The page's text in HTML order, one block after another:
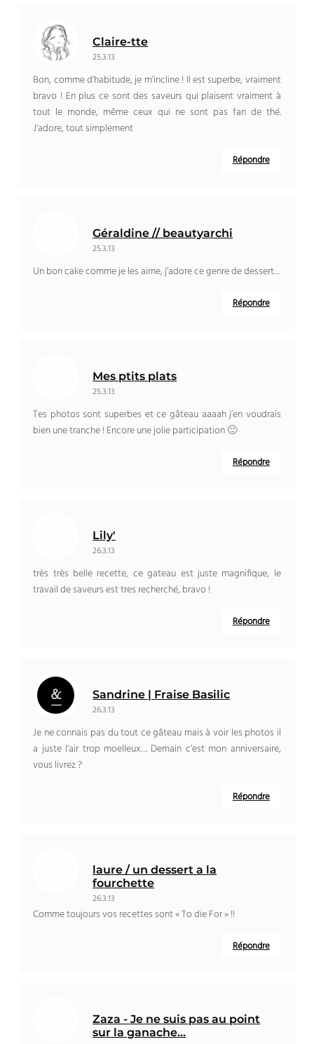
Claire-tte
25.3.13
Bon, comme d’habitude, je m’incline ! Il est superbe, vraiment
bravo ! En plus ce sont des saveurs qui plaisent vraiment à
tout le monde, même ceux qui ne sont pas fan de thé.
J’adore, tout simplement
Répondre
Géraldine // beautyarchi
25.3.13
Un bon cake comme je les aime, j’adore ce genre de dessert…
Répondre
Mes ptits plats
25.3.13
Tes photos sont superbes et ce gâteau aaaah j’en voudrais
bien une tranche ! Encore une jolie participation 🙂
Répondre
Lily'
26.3.13
très très belle recette, ce gateau est juste magnifique, le
travail de saveurs est tres recherché, bravo !
Répondre
Sandrine | Fraise Basilic
26.3.13
Je ne connais pas du tout ce gâteau mais à voir les photos il
a juste l’air trop moelleux… Demain c’est mon anniversaire,
vous livrez ?
Répondre
laure / un dessert a la
fourchette
26.3.13
Comme toujours vos recettes sont « To die For » !!
Répondre
Zaza - Je ne suis pas au point
sur la ganache...